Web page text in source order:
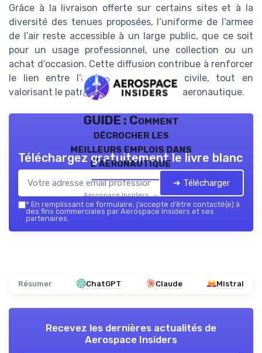
Grâce à la livraison offerte sur certains sites et à la
diversité des tenues proposées, l’uniforme de l’armee
de l’air reste accessible à un large public, que ce soit
pour un usage professionnel, une collection ou un
achat d’occasion. Cette diffusion contribue à renforcer
le lien entre l’armee et la société civile, tout en
valorisant le patrimoine de la francaise aeronautique.
GUIDE : Comment
décrocher les
meilleurs emplois dans
l’aéronautique
Aerospace Insiders — 2026
Téléchargez gratuitement le livre blanc
➔ Télécharger
* En remplissant ce formulaire, j’accepte d’être contacté(e) à
des fins commerciales par Aerospace Insiders et ses
partenaires.
Résumer ChatGPT Claude Mistral
Recevez les dernières actualités de
Aerospace Insiders